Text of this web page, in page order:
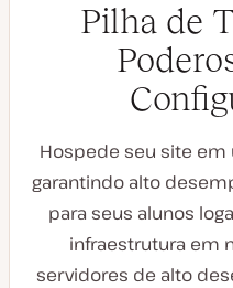
Pilha de
Hospede seu site
garantindo alto
para seus alunos
infraestrutura em
servidores de alto